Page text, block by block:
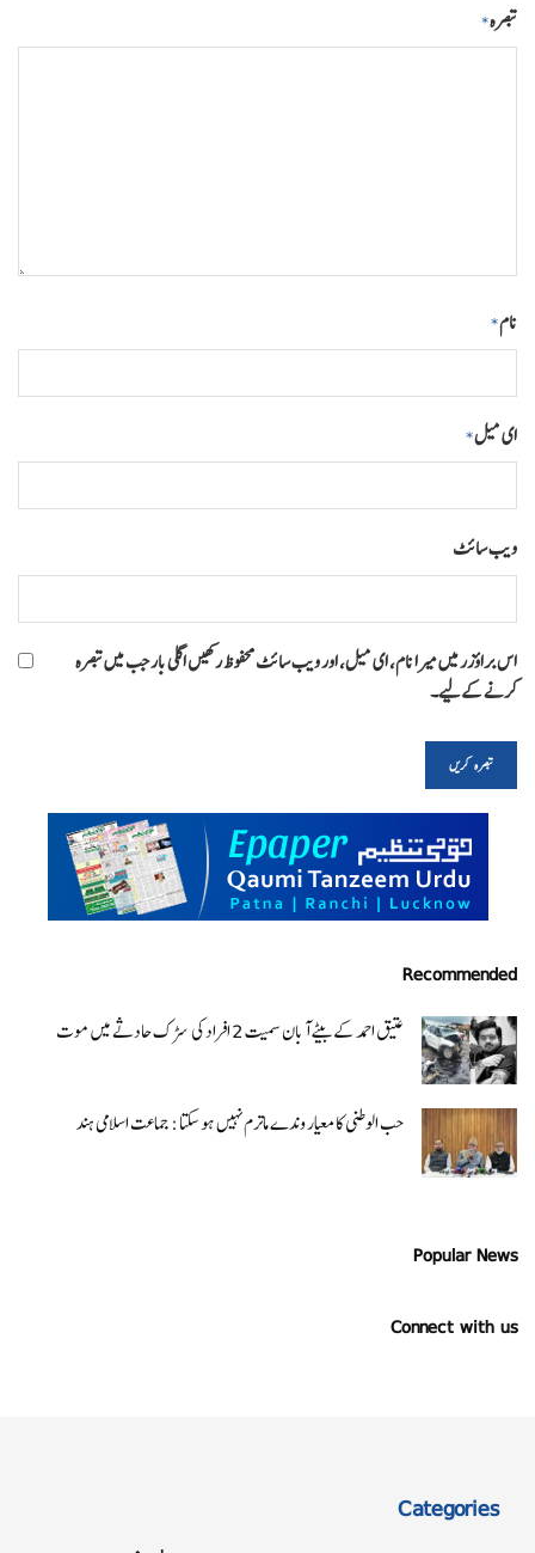
تبصرہ*
نام*
ای میل*
ویب‌ سائٹ
اس براؤزر میں میرا نام، ای میل، اور ویب سائٹ محفوظ رکھیں اگلی بار جب میں تبصرہ
کرنے کےلیے۔
Recommended
عتیق احمد کے بیٹے آبان سمیت 2 افراد کی سڑک حادثے میں موت
حب الوطنی کا معیار وندے ماترم نہیں ہو سکتا : جماعت اسلامی ہند
Popular News
Connect with us
Categories